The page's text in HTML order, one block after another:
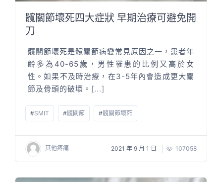
髖關節壞死四大症狀 早期治療可避免開
刀
髖關節壞死是髖關節病變常見原因之一，患者年
齡多為40-65歲，男性罹患的比例又高於女
性。如果不及時治療，在3-5年內會造成更大關
節及骨頭的破壞。 [...]
#SMIT #髖關節 #髖關節壞死
其他疼痛 2021 年 9 月 1 日 107058